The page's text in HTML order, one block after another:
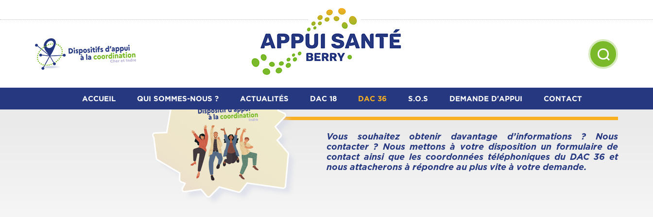
ACCUEIL QUI SOMMES-NOUS ?
Présentation de l'association
Qu'est-ce qu'un DAC ?
Rapports d'activité
Adhérer à Appui Santé Berry
ACTUALITÉS DAC 18
L'équipe du DAC 18
Missions & projets
Outils & Ressources
Contact & Accès
DAC 36
L'équipe du DAC 36
Missions & projets
Outils & Ressources
S.O.S DEMANDE D'APPUI CONTACT
CONTACT & ACCÈS
Vous souhaitez obtenir davantage d’informations ? Nous
contacter ? Nous mettons à votre disposition un formulaire de
contact ainsi que les coordonnées téléphoniques du DAC 36 et
nous attacherons à répondre au plus vite à votre demande.